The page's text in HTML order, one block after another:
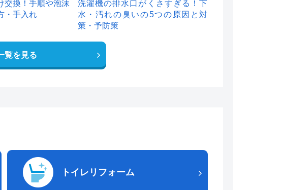
交換！手順や泡沫
・手入れ
洗濯機の排水口がくさすぎる！下
水・汚れの臭いの5つの原因と対
策・予防策
覧を見る
トイレリフォーム